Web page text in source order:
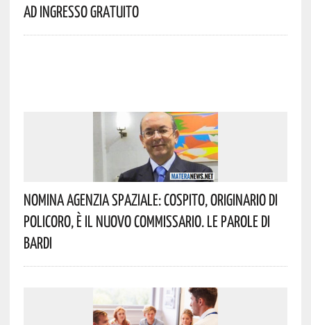
Ad Ingresso Gratuito
Nomina Agenzia Spaziale: Cospito, Originario Di
Policoro, È Il Nuovo Commissario. Le Parole Di
Bardi